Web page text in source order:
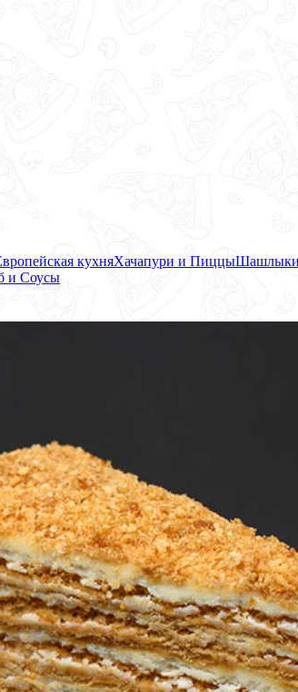
кухняХачапури и ПиццыШашлыки
и Соусы